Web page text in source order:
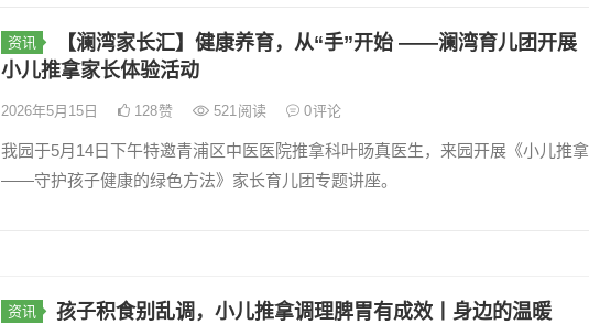
资讯
【澜湾家长汇】健康养育，从“手”开始 ——澜湾育儿团开展
小儿推拿家长体验活动
2026年5月15日 128赞 521阅读 0评论
我园于5月14日下午特邀青浦区中医医院推拿科叶旸真医生，来园开展《小儿推拿
——守护孩子健康的绿色方法》家长育儿团专题讲座。
资讯 孩子积食别乱调，小儿推拿调理脾胃有成效丨身边的温暖